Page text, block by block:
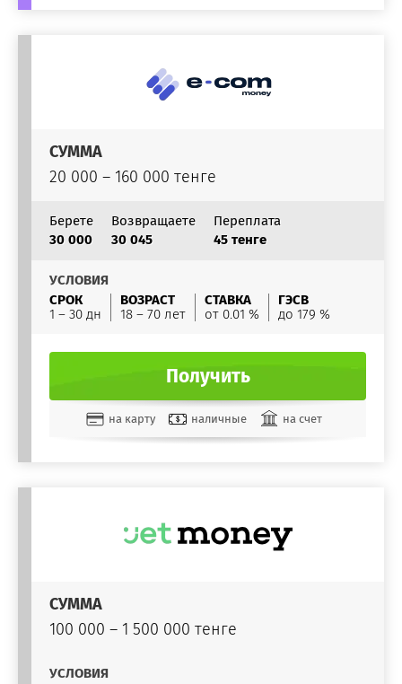
СУММА
20 000 – 160 000 тенге
Берете
30 000
Возвращаете
30 045
Переплата
45 тенге
УСЛОВИЯ
СРОК
1 – 30 дн
ВОЗРАСТ
18 – 70 лет
СТАВКА
от 0.01 %
ГЭСВ
до 179 %
Получить
на карту наличные на счет
СУММА
100 000 – 1 500 000 тенге
УСЛОВИЯ